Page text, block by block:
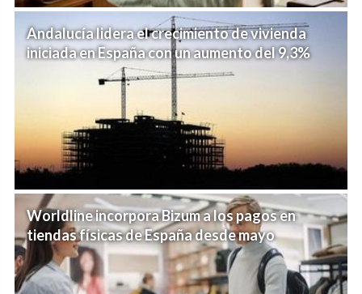
Andalucía lidera el crecimiento de vivienda
iniciada en España con un aumento del 9,3%
Worldline incorpora Bizum a los pagos en
tiendas físicas de España desde mayo